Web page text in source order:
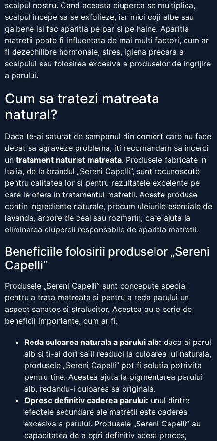
scalpul nostru. Cand aceasta ciuperca se multiplica,
scalpul incepe sa se exfolieze, iar mici coji albe sau
galbene isi fac aparitia pe par si pe haine. Aparitia
matretii poate fi influentata de mai multi factori, cum ar
fi dezechilibre hormonale, stres, igiena precara a
scalpului sau folosirea excesiva a produselor de ingrijire
a parului.
Cum sa tratezi matreata
natural?
Daca te-ai saturat de samponul din comert care nu face
decat sa agraveze problema, iti recomandam sa incerci
un tratament naturist matreata. Produsele fabricate in
Italia, de la brandul „Sereni Capelli”, sunt recunoscute
pentru calitatea lor si pentru rezultatele excelente pe
care le ofera in tratamentul matretii. Aceste produse
contin ingrediente naturale, precum uleiurile esentiale de
lavanda, arbore de ceai sau rozmarin, care ajuta la
eliminarea ciupercii responsabile de aparitia matretii.
Beneficiile folosirii produselor „Sereni
Capelli”
Produsele „Sereni Capelli” sunt concepute special
pentru a trata matreata si pentru a reda parului un
aspect sanatos si stralucitor. Acestea au o serie de
beneficii importante, cum ar fi:
Reda culoarea naturala a parului alb: daca ai parul
alb si ti-ai dori sa il readuci la culoarea lui naturala,
produsele „Sereni Capelli” pot fi solutia potrivita
pentru tine. Acestea ajuta la pigmentarea parului
alb, redandu-i culoarea sa originala.
Opresc definitiv caderea parului: unul dintre
efectele secundare ale matretii este caderea
excesiva a parului. Produsele „Sereni Capelli” au
capacitatea de a opri definitiv acest proces,